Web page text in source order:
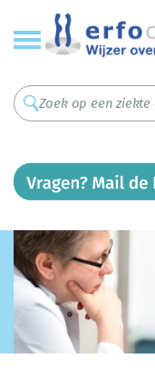
Overslaan
en
naar
inhoud
gaan